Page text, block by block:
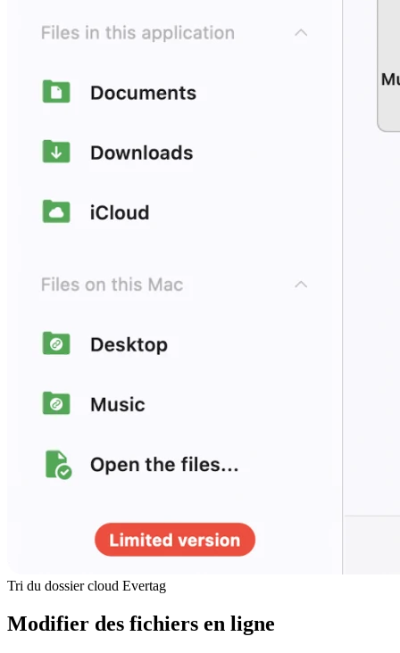
Tri du dossier cloud Evertag
Modifier des fichiers en ligne